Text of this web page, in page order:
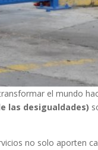
el mundo
las desigualdades)
no solo aporten